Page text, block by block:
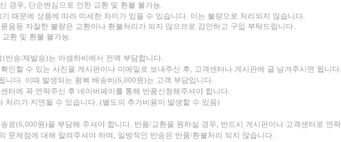
경우, 단순변심으로 인한 교환 및 환불 불가능.
때문에 상품에 따라 미세한 차이가 있을 수 있습니다. 이는 불량으로 처리되지 않습니다.
음등 자잘한 불량은 교환이나 환불처리가 되지 않으므로 감안하고 구입 부탁드립니다.
환 및 환불 불가능.
송/재발송)는 아셈하비에서 전액 부담합니다.
인할 수 있는 사진을 게시판이나 이메일로 보내주신 후, 고객센터나 게시판에 글 남겨주시면 됩니다.
다. 이때 발생되는 왕복 배송비(6,000원)는 고객 부담입니다.
터에 꼭 연락주신 후 네이버페이를 통해 반품신청해주셔야 합니다.
리가 지연될 수 있습니다. (별도의 추가비용이 발생할 수 있음)
료(6,000원)을 부담해 주셔야 합니다. 반품/교환을 원하실 경우, 반드시 게시판이나 고객센터로 연
문제점에 대해 알려주셔야 하며, 일방적인 반송은 반품/환불처리 되지 않습니다.